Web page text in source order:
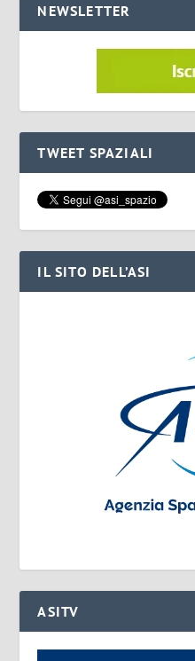
NEWSLETTER
TWEET SPAZIALI
IL SITO DELL’ASI
ASITV